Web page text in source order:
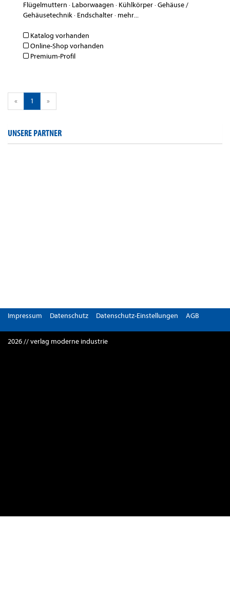
Flügelmuttern · Laborwaagen · Kühlkörper·Gehäuse /
Gehäusetechnik· Endschalter· mehr...
Katalog vorhanden
Online-Shop vorhanden
Premium-Profil
« 1 »
UNSERE PARTNER
Impressum Datenschutz Datenschutz-Einstellungen AGB
2026 // verlag moderne industrie